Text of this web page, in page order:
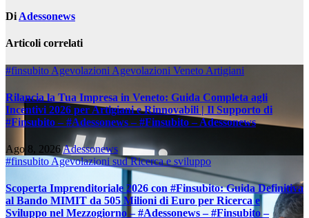
Di Adessonews
Articoli correlati
#finsubito Agevolazioni Agevolazioni Veneto Artigiani
Rilancia la Tua Impresa in Veneto: Guida Completa agli
Incentivi 2026 per Artigiani e Rinnovabili | Il Supporto di
#Finsubito – #Adessonews – #Finsubito – Adessonews
Ago 8, 2026Adessonews
#finsubito Agevolazioni sudRicerca e sviluppo
Scoperta Imprenditoriale 2026 con #Finsubito: Guida Definitiva
al Bando MIMIT da 505 Milioni di Euro per Ricerca e
Sviluppo nel Mezzogiorno – #Adessonews – #Finsubito –